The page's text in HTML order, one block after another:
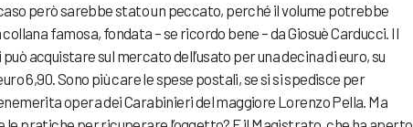
però sarebbe stato un peccato, perché il volume potrebbe
famosa, fondata – se ricordo bene – da Giosuè Carducci. Il
acquistare sul mercato dell’usato per una decina di euro, su
6,90. Sono più care le spese postali, se si si spedisce per
opera dei Carabinieri del maggiore Lorenzo Pella. Ma